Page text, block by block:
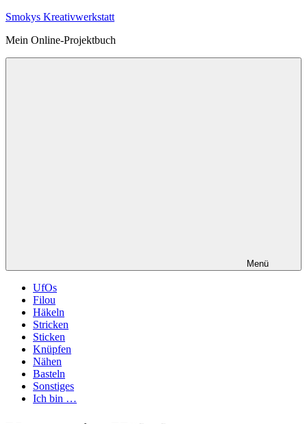
Zum
springen
Smokys Kreativwerkstatt
Mein Online-Projektbuch
Menü
UfOs
Filou
Häkeln
Stricken
Sticken
Knüpfen
Nähen
Basteln
Sonstiges
Ich bin …